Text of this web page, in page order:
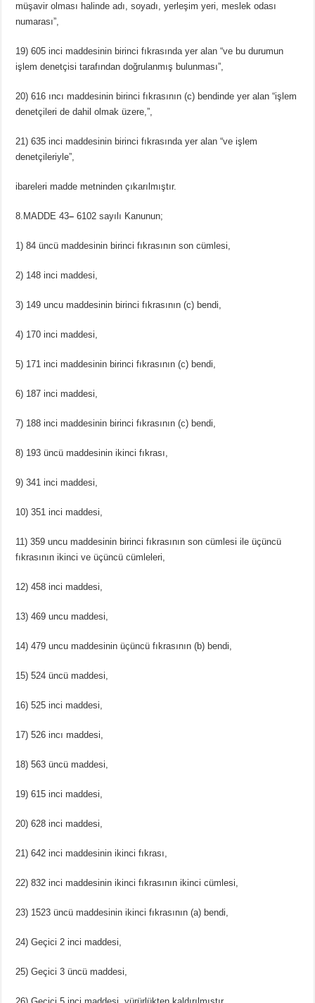
müşavir olması halinde adı, soyadı, yerleşim yeri, meslek odası
numarası”,
19) 605 inci maddesinin birinci fıkrasında yer alan “ve bu durumun
işlem denetçisi tarafından doğrulanmış bulunması”,
20) 616 ıncı maddesinin birinci fıkrasının (c) bendinde yer alan “işlem
denetçileri de dahil olmak üzere,”,
21) 635 inci maddesinin birinci fıkrasında yer alan “ve işlem
denetçileriyle”,
ibareleri madde metninden çıkarılmıştır.
8.MADDE 43– 6102 sayılı Kanunun;
1) 84 üncü maddesinin birinci fıkrasının son cümlesi,
2) 148 inci maddesi,
3) 149 uncu maddesinin birinci fıkrasının (c) bendi,
4) 170 inci maddesi,
5) 171 inci maddesinin birinci fıkrasının (c) bendi,
6) 187 inci maddesi,
7) 188 inci maddesinin birinci fıkrasının (c) bendi,
8) 193 üncü maddesinin ikinci fıkrası,
9) 341 inci maddesi,
10) 351 inci maddesi,
11) 359 uncu maddesinin birinci fıkrasının son cümlesi ile üçüncü
fıkrasının ikinci ve üçüncü cümleleri,
12) 458 inci maddesi,
13) 469 uncu maddesi,
14) 479 uncu maddesinin üçüncü fıkrasının (b) bendi,
15) 524 üncü maddesi,
16) 525 inci maddesi,
17) 526 incı maddesi,
18) 563 üncü maddesi,
19) 615 inci maddesi,
20) 628 inci maddesi,
21) 642 inci maddesinin ikinci fıkrası,
22) 832 inci maddesinin ikinci fıkrasının ikinci cümlesi,
23) 1523 üncü maddesinin ikinci fıkrasının (a) bendi,
24) Geçici 2 inci maddesi,
25) Geçici 3 üncü maddesi,